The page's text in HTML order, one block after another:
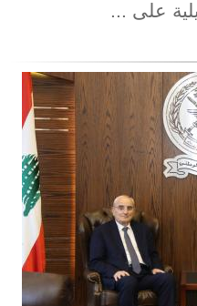
على ...